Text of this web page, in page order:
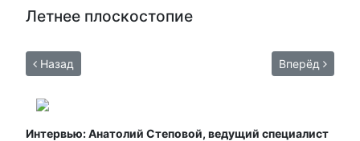
Летнее плоскостопие
Назад Вперёд
Интервью: Анатолий Степовой, ведущий специалист